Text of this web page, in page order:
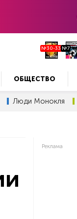
№30-33 №7
ОБЩЕСТВО
Люди Монокля
Реклама